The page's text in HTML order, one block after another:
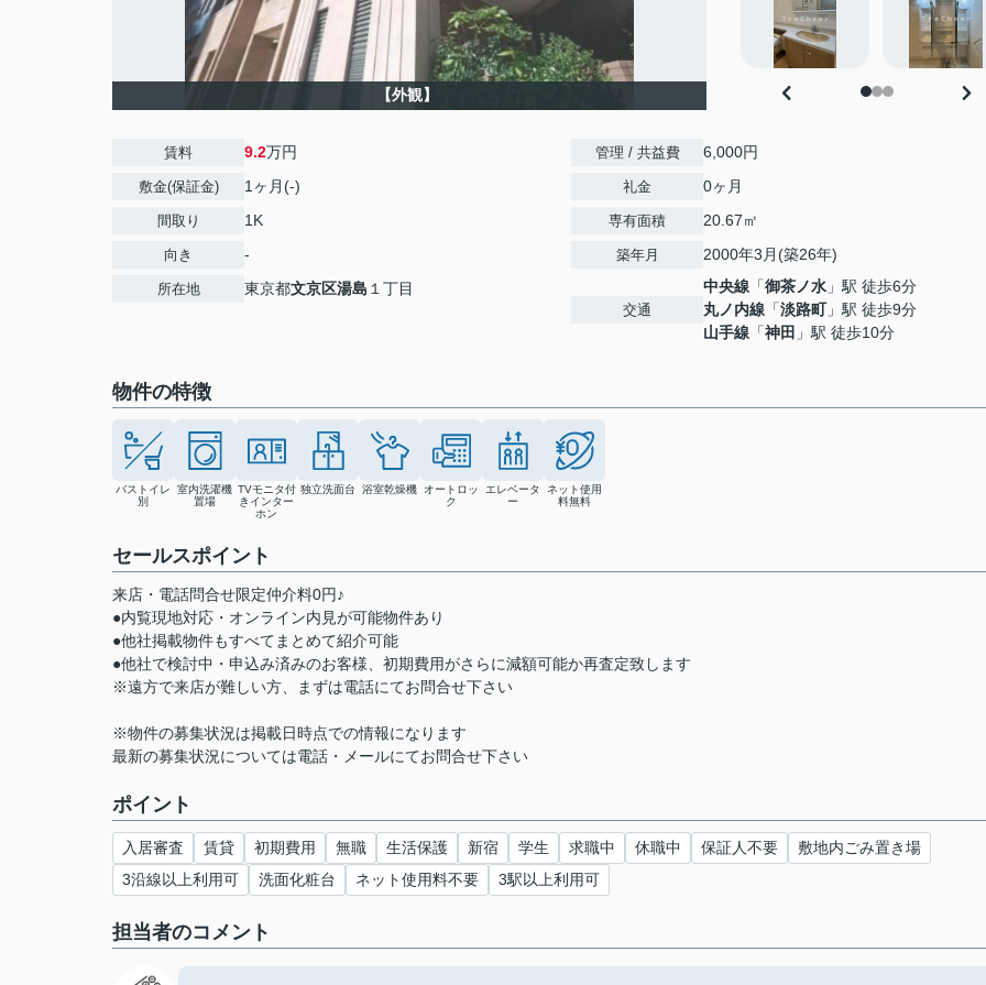
【外観】
賃料 9.2万円
敷金(保証金) 1ヶ月(-)
間取り 1K
向き -
所在地 東京都文京区湯島 １丁目
管理 / 共益費 6,000円
礼金 0ヶ月
専有面積 20.67㎡
築年月 2000年3月(築26年)
交通
中央線 「御茶ノ水 」駅 徒歩6分
丸ノ内線 「淡路町」駅 徒歩9分
山手線 「神田 」駅 徒歩10分
物件の特徴
バストイレ
別
室内洗濯機
置場
TVモニタ付
きインター
ホン
独立洗面台 浴室乾燥機
オートロッ
ク
エレベータ
ー
ネット使用
料無料
セールスポイント
来店・電話問合せ限定仲介料0円♪
●内覧現地対応・オンライン内見が可能物件あり
●他社掲載物件もすべてまとめて紹介可能
●他社で検討中・申込み済みのお客様、初期費用がさらに減額可能か再査定致します
※遠方で来店が難しい方、まずは電話にてお問合せ下さい
※物件の募集状況は掲載日時点での情報になります
最新の募集状況については電話・メールにてお問合せ下さい
ポイント
入居審査 賃貸 初期費用 無職 生活保護 新宿 学生 求職中 休職中 保証人不要
敷地内ごみ置き場
3沿線以上利用可
洗面化粧台 ネット使用料不要 3駅以上利用可
担当者のコメント